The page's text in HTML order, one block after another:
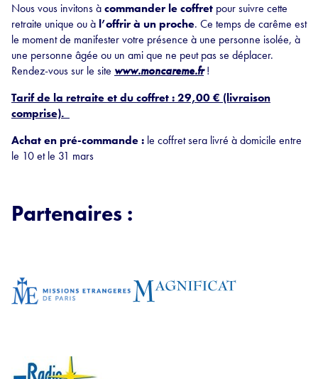
Nous vous invitons àcommander le coffret pour suivre cette
retraite unique ou à l’offrir à un proche. Ce temps de carême est
le moment de manifester votre présence à une personne isolée, à
une personne âgée ou un ami que ne peut pas se déplacer.
Rendez-vous sur le site www.moncareme.fr!
Tarif de la retraite et du coffret : 29,00 € (livraison
comprise).
Achat en pré-commande : le coffret sera livré à domicile entre
le 10 et le 31 mars
Partenaires :